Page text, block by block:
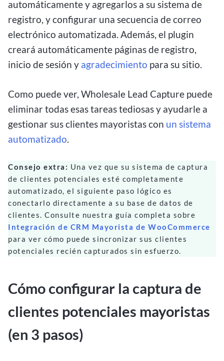
automáticamente y agregarlos a su sistema de
registro, y configurar una secuencia de correo
electrónico automatizada. Además, el plugin
creará automáticamente páginas de registro,
inicio de sesión y agradecimiento para su sitio.
Como puede ver, Wholesale Lead Capture puede
eliminar todas esas tareas tediosas y ayudarle a
gestionar sus clientes mayoristas con un sistema
automatizado
Consejo extra: Una vez que su sistema de captura
de clientes potenciales esté completamente
automatizado, el siguiente paso lógico es
conectarlo directamente a su base de datos de
clientes. Consulte nuestra guía completa sobre
Integración de CRM Mayorista de WooCommerce
para ver cómo puede sincronizar sus clientes
potenciales recién capturados sin esfuerzo.
Cómo configurar la captura de
clientes potenciales mayoristas
(en 3 pasos)